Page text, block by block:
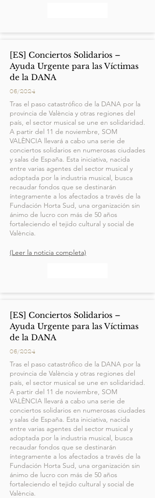
[ES] Conciertos Solidarios –
Ayuda Urgente para las Víctimas
de la DANA
06/2024
Tras el paso catastrófico de la DANA por la
provincia de València y otras regiones del
país, el sector musical se une en solidaridad.
A partir del 11 de noviembre, SOM
VALÈNCIA llevará a cabo una serie de
conciertos solidarios en numerosas ciudades
y salas de España. Esta iniciativa, nacida
entre varias agentes del sector musical y
adoptada por la industria musical, busca
recaudar fondos que se destinarán
íntegramente a los afectados a través de la
Fundación Horta Sud, una organización sin
ánimo de lucro con más de 50 años
fortaleciendo el tejido cultural y social de
València.
(Leer la noticia completa)
[ES] Conciertos Solidarios –
Ayuda Urgente para las Víctimas
de la DANA
06/2024
Tras el paso catastrófico de la DANA por la
provincia de València y otras regiones del
país, el sector musical se une en solidaridad.
A partir del 11 de noviembre, SOM
VALÈNCIA llevará a cabo una serie de
conciertos solidarios en numerosas ciudades
y salas de España. Esta iniciativa, nacida
entre varias agentes del sector musical y
adoptada por la industria musical, busca
recaudar fondos que se destinarán
íntegramente a los afectados a través de la
Fundación Horta Sud, una organización sin
ánimo de lucro con más de 50 años
fortaleciendo el tejido cultural y social de
València.